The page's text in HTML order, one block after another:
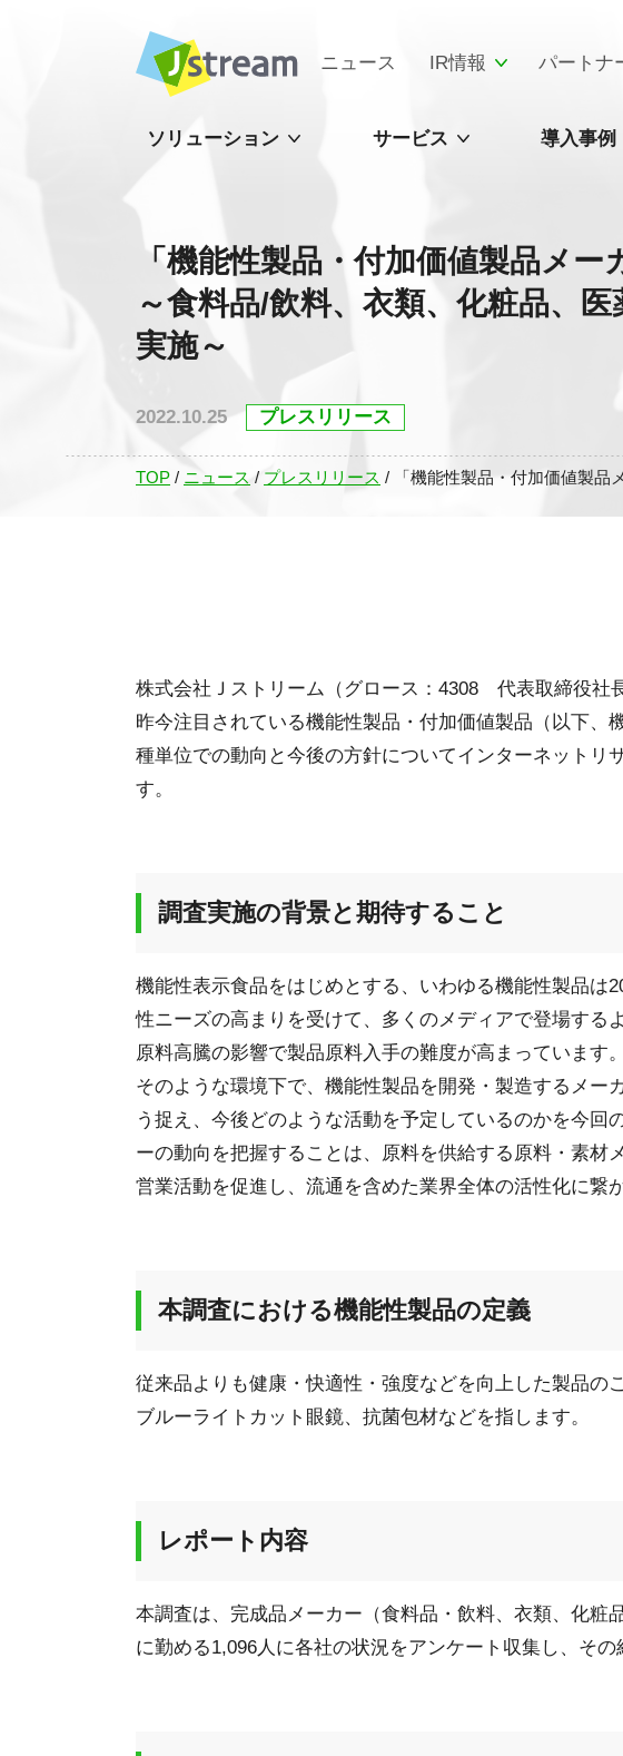
ニュース IR情報 パートナ
ソリューション サービス 導入事例
「機能性製品・付加価値製品メ
～食料品/飲料、衣類、化粧品、
実施～
2022.10.25 プレスリリース
TOP / ニュース / プレスリリース / 「機能性製品・付加価値製
株式会社Ｊストリーム（グロース：4308 代表取締役社
昨今注目されている機能性製品・付加価値製品（以下、
種単位での動向と今後の方針についてインターネットリ
す。
調査実施の背景と期待すること
機能性表示食品をはじめとする、いわゆる機能性製品は
性ニーズの高まりを受けて、多くのメディアで登場する
原料高騰の影響で製品原料入手の難度が高まっています。
そのような環境下で、機能性製品を開発・製造するメー
う捉え、今後どのような活動を予定しているのかを今回
ーの動向を把握することは、原料を供給する原料・素材
営業活動を促進し、流通を含めた業界全体の活性化に繋
本調査における機能性製品の定義
従来品よりも健康・快適性・強度などを向上した製品の
ブルーライトカット眼鏡、抗菌包材などを指します。
レポート内容
本調査は、完成品メーカー（食料品・飲料、衣類、化粧
に勤める1,096人に各社の状況をアンケート収集し、その